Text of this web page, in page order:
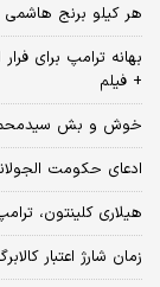
هر کیلو برنج هاشمی ۵۹۵ هزار تومان شد/ قیمت جدید برنج در بازار
بهانه ترامپ برای
+ فیلم
خوش و بش سیدمحمد
ادعای حکومت
هیلاری کلینتون،
زمان شارژ اعتبار